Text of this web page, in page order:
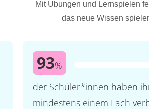
Mit Übungen und Lernspielen
das neue Wissen
93%
der Schüler*innen haben
mindestens einem Fach